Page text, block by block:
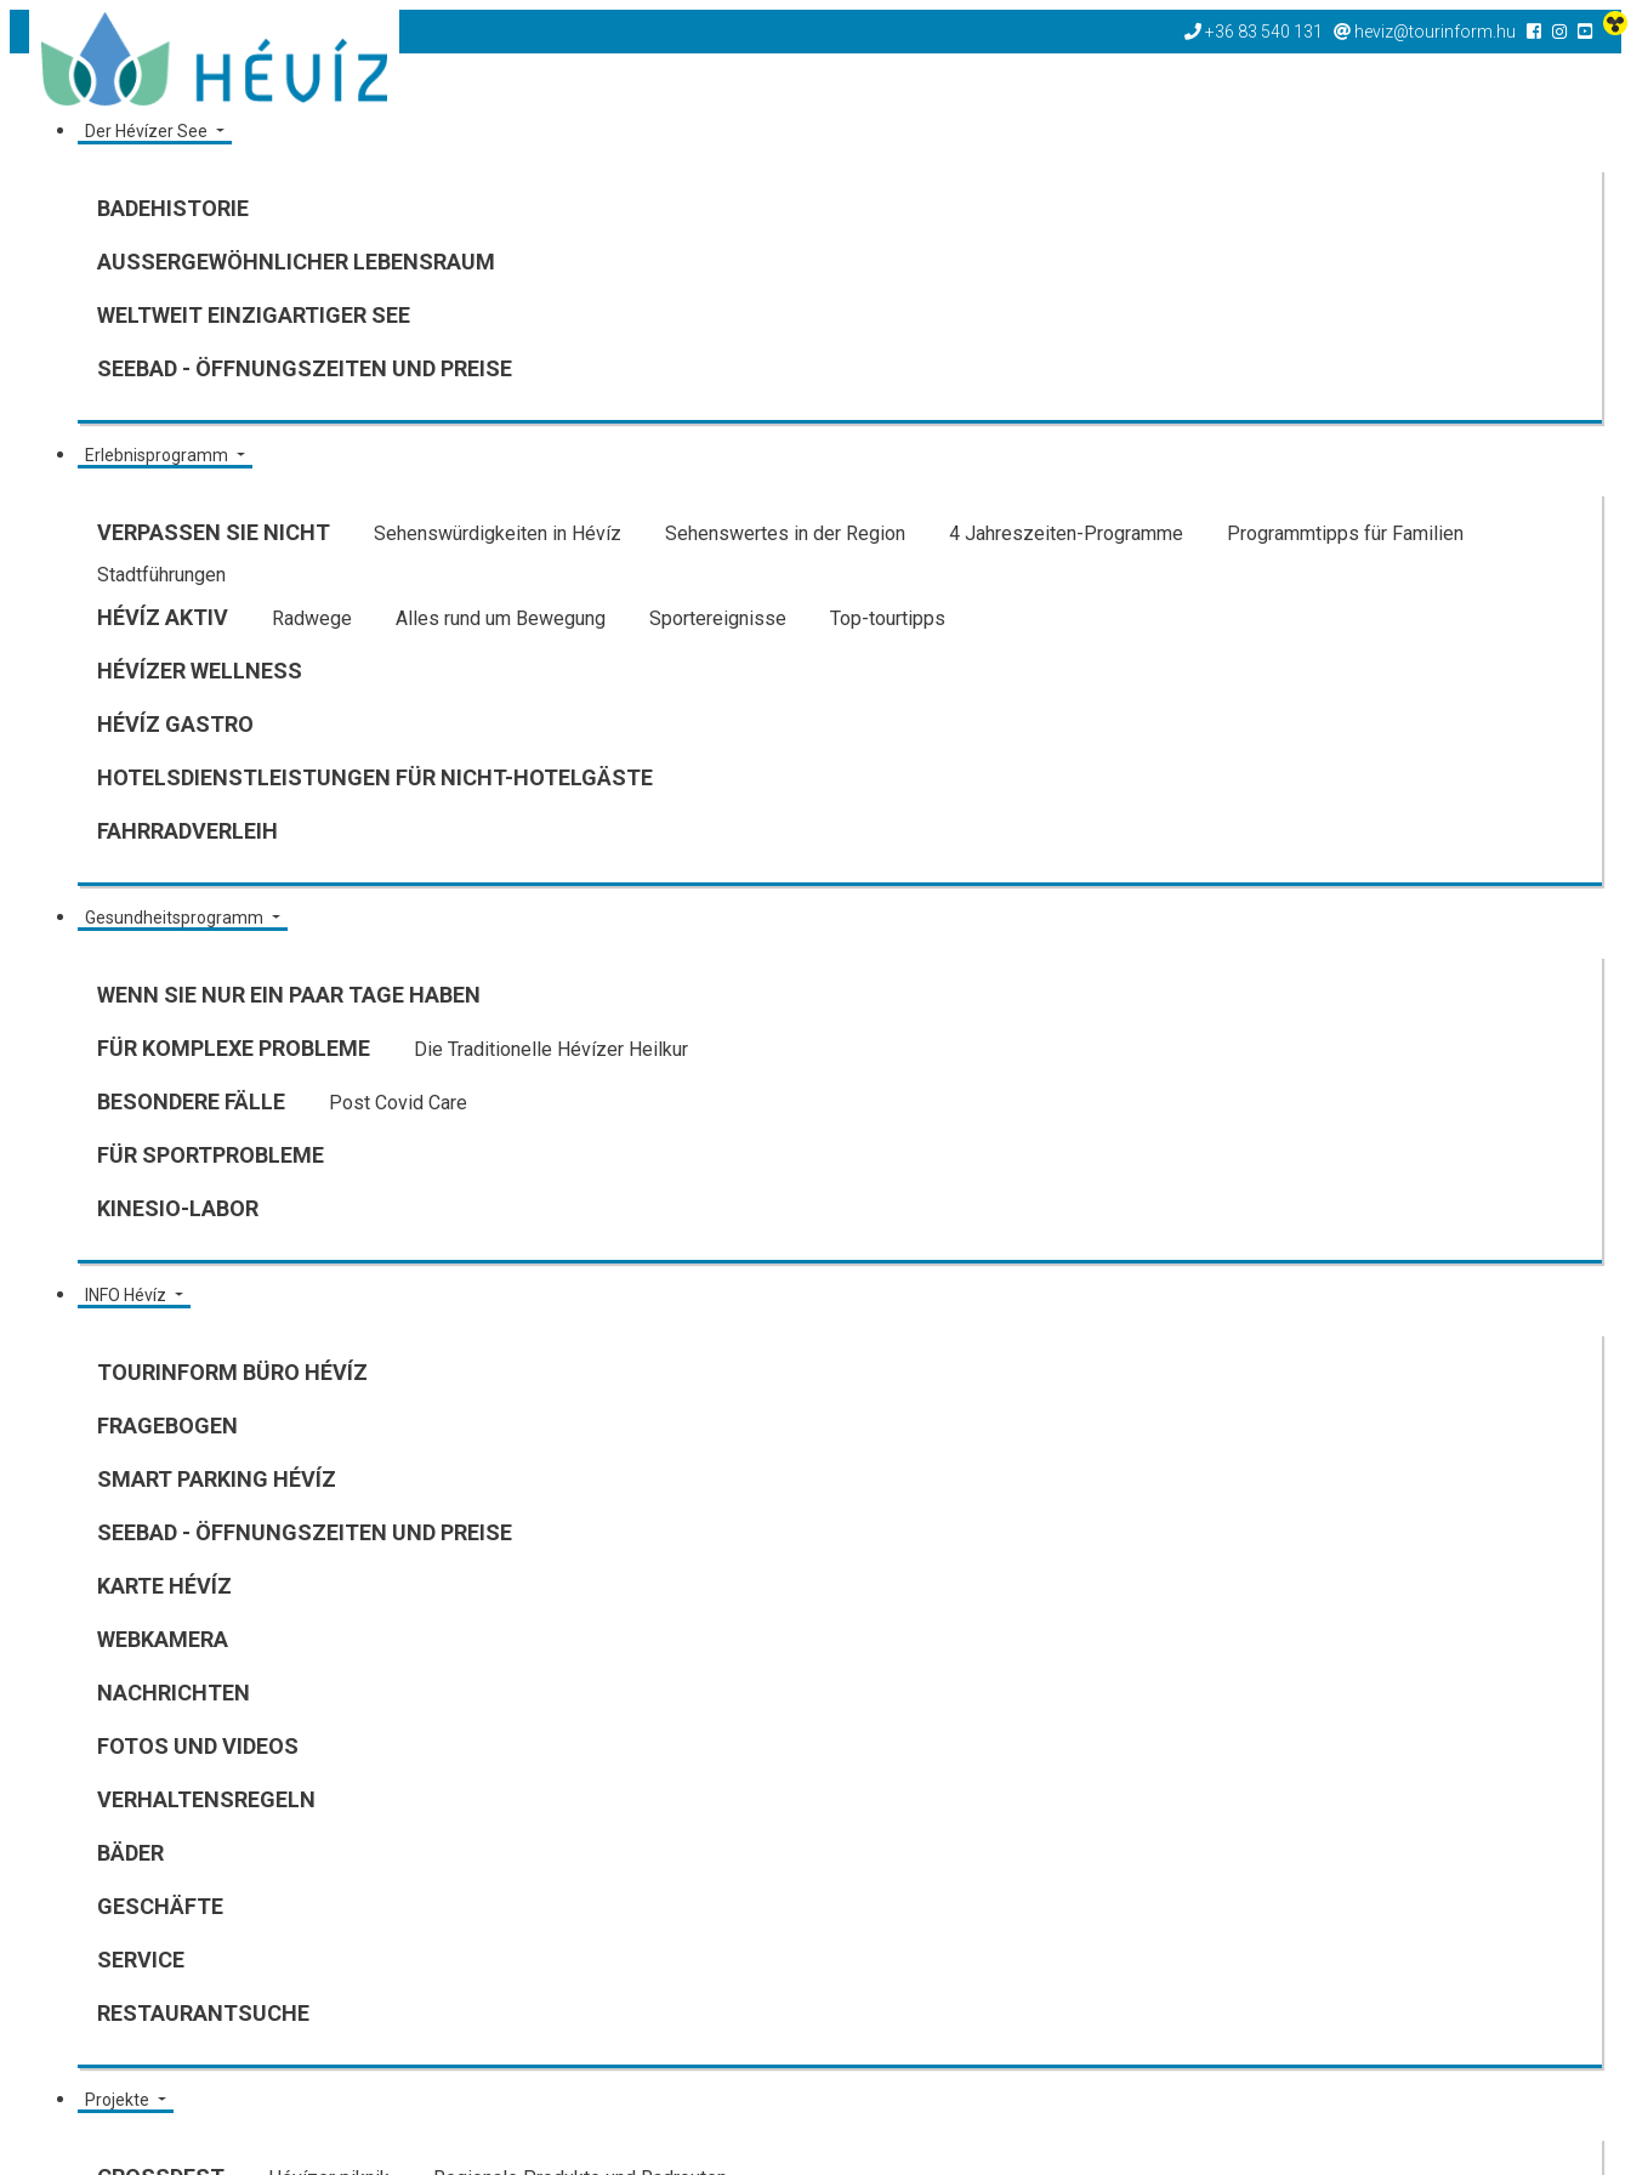
+36 83 540 131 heviz@tourinform.hu
Der Hévízer See
BADEHISTORIE
AUSSERGEWÖHNLICHER LEBENSRAUM
WELTWEIT EINZIGARTIGER SEE
SEEBAD - ÖFFNUNGSZEITEN UND PREISE
Erlebnisprogramm
VERPASSEN SIE NICHT Sehenswürdigkeiten in Hévíz Sehenswertes in der Region 4 Jahreszeiten-Programme
Programmtipps für Familien
Stadtführungen
HÉVÍZ AKTIV Radwege Alles rund um Bewegung Sportereignisse Top-tourtipps
HÉVÍZER WELLNESS
HÉVÍZ GASTRO
HOTELSDIENSTLEISTUNGEN FÜR NICHT-HOTELGÄSTE
FAHRRADVERLEIH
Gesundheitsprogramm
WENN SIE NUR EIN PAAR TAGE HABEN
FÜR KOMPLEXE PROBLEME Die Traditionelle Hévízer Heilkur
BESONDERE FÄLLE Post Covid Care
FÜR SPORTPROBLEME
KINESIO-LABOR
INFO Hévíz
TOURINFORM BÜRO HÉVÍZ
FRAGEBOGEN
SMART PARKING HÉVÍZ
SEEBAD - ÖFFNUNGSZEITEN UND PREISE
KARTE HÉVÍZ
WEBKAMERA
NACHRICHTEN
FOTOS UND VIDEOS
VERHALTENSREGELN
BÄDER
GESCHÄFTE
SERVICE
RESTAURANTSUCHE
Projekte